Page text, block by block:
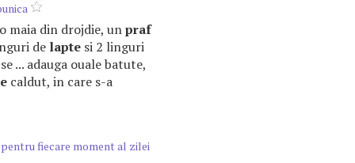
maia din drojdie, unpraf
de lapte si 2 linguri
... adauga ouale batute,
caldut, in care s-a
fiecare moment al zilei